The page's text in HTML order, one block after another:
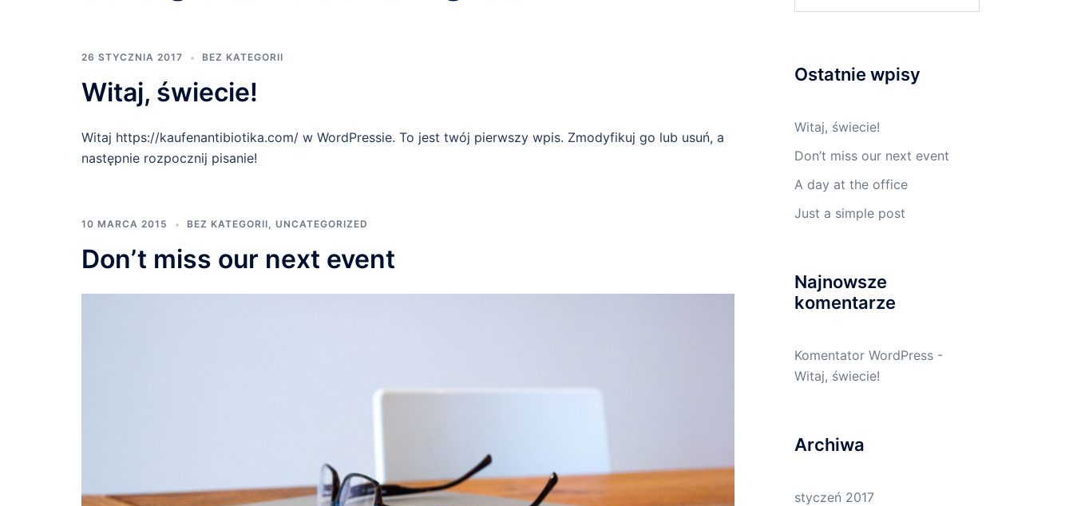
26 STYCZNIA 2017 BEZ KATEGORII
Witaj, świecie!
Witaj https://kaufenantibiotika.com/ w WordPressie. To jest twój pierwszy wpis. Zmodyfikuj go lub usuń, a
następnie rozpocznij pisanie!
10 MARCA 2015 BEZ KATEGORII, UNCATEGORIZED
Don’t miss our next event
Ostatnie wpisy
Witaj, świecie!
Don’t miss our next event
A day at the office
Just a simple post
Najnowsze
komentarze
Komentator WordPress-
Witaj, świecie!
Archiwa
styczeń 2017